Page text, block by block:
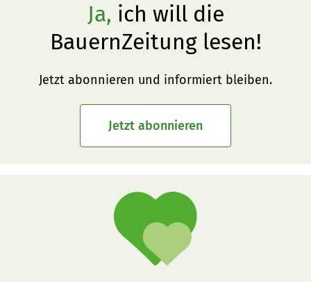
Ja, ich will die
BauernZeitung lesen!
Jetzt abonnieren und informiert bleiben.
Jetzt abonnieren